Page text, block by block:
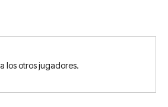
los otros jugadores.